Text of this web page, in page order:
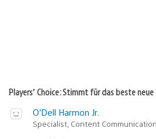
Players’ Choice: Stimmt für das beste neue
O’Dell Harmon Jr.
Specialist, Content